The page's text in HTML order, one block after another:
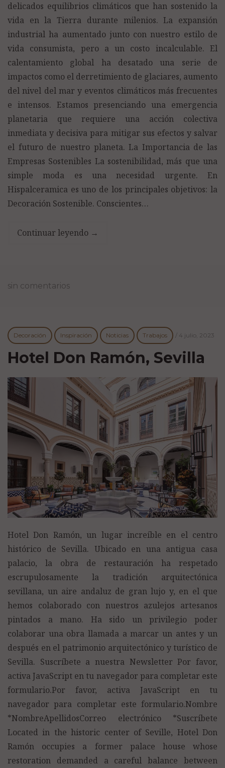
delicados equilibrios climáticos que han sostenido la
vida en la Tierra durante milenios. La expansión
industrial ha aumentado junto con nuestro estilo de
vida consumista, pero a un costo incalculable. El
calentamiento global ha desatado una serie de
impactos como el derretimiento de glaciares, aumento
del nivel del mar y eventos climáticos más frecuentes
e intensos. Estamos presenciando una emergencia
planetaria que requiere una acción colectiva
inmediata y decisiva para mitigar sus efectos y salvar
el futuro de nuestro planeta. La Importancia de las
Empresas Sostenibles La sostenibilidad, más que una
simple moda es una necesidad urgente. En
Hispalceramica es uno de los principales objetivos: la
Decoración Sostenible. Conscientes…
Continuar leyendo →
sin comentarios
Decoración Inspiración Noticias Trabajos / 4 julio, 2023
Hotel Don Ramón, Sevilla
Hotel Don Ramón, un lugar increíble en el centro
histórico de Sevilla. Ubicado en una antigua casa
palacio, la obra de restauración ha respetado
escrupulosamente la tradición arquitectónica
sevillana, un aire andaluz de gran lujo y, en el que
hemos colaborado con nuestros azulejos artesanos
pintados a mano. Ha sido un privilegio poder
colaborar una obra llamada a marcar un antes y un
después en el patrimonio arquitectónico y turístico de
Sevilla. Suscríbete a nuestra Newsletter Por favor,
activa JavaScript en tu navegador para completar este
formulario.Por favor, activa JavaScript en tu
navegador para completar este formulario.Nombre
*NombreApellidosCorreo electrónico *Suscríbete
Located in the historic center of Seville, Hotel Don
Ramón occupies a former palace house whose
restoration demanded a careful balance between